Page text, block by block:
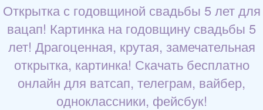
Открытка с годовщиной свадьбы 5 лет для
вацап! Картинка на годовщину свадьбы 5
лет! Драгоценная, крутая, замечательная
открытка, картинка! Скачать бесплатно
онлайн для ватсап, телеграм, вайбер,
одноклассники, фейсбук!